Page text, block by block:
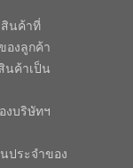
สินค้าที่
องลูกค้า
นค้าเป็น
งบริษัทฯ
ประจำของ